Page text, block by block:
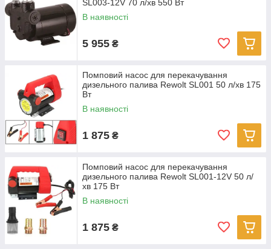
SL003-12V 70 л/хв 550 Вт
В наявності
5 955 ₴
Помповий насос для перекачування
дизельного палива Rewolt SL001 50 л/хв 175
Вт
В наявності
1 875 ₴
Помповий насос для перекачування
дизельного палива Rewolt SL001-12V 50 л/
хв 175 Вт
В наявності
1 875 ₴